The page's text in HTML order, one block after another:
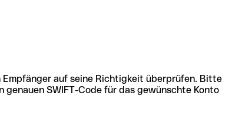
Empfänger auf seine Richtigkeit überprüfen. Bitte
SWIFT-Code für das gewünschte Konto